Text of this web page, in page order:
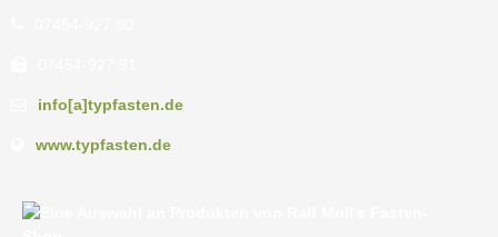
info[a]typfasten.de
www.typfasten.de